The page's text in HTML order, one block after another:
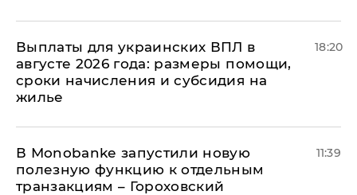
Выплаты для украинских ВПЛ в
августе 2026 года: размеры помощи,
сроки начисления и субсидия на
жилье
18:20
В Мonobankе запустили новую
полезную функцию к отдельным
транзакциям – Гороховский
11:39